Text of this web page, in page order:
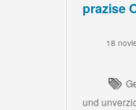
prazise
18
und